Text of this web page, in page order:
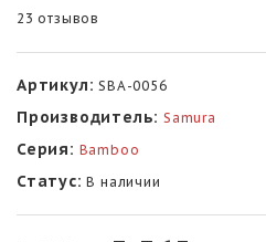
23 отзывов
Артикул: SBA-0056
Производитель: Samura
Серия: Bamboo
Статус: В наличии